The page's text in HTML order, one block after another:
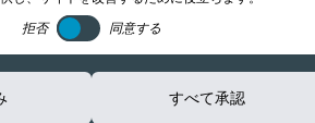
くだ
拒否
同意する
すべて承認